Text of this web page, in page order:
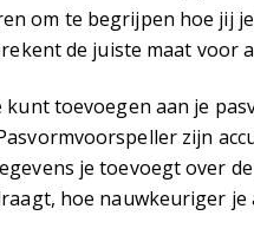
om te begrijpen hoe jij
de juiste maat voor
toevoegen aan je
zijn
je toevoegt over
hoe nauwkeuriger je